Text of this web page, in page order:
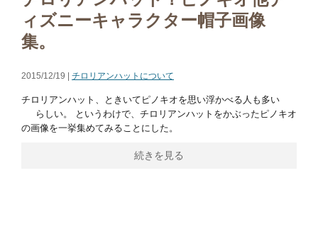
ィズニーキャラクター帽子画像
集。
2015/12/19 | チロリアンハットについて
チロリアンハット、ときいてピノキオを思い浮かべる人も多い
らしい。 というわけで、チロリアンハットをかぶったピノキオ
の画像を一挙集めてみることにした。
続きを見る